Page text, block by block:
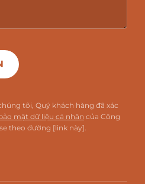
tôi, Quý khách hàng đã xác
mật dữ liệu cá nhân của Công
theo đường [link này].